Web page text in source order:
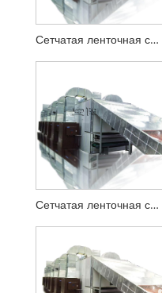
Сетчатая ленточная сушилка с шариками из флюорита
Сетчатая ленточная сушилка с деревянными досками